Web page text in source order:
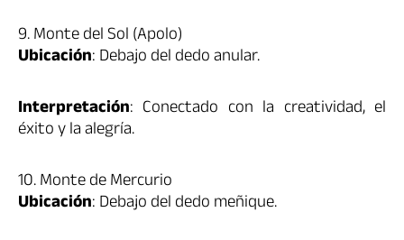
9. Monte del Sol (Apolo)
Ubicación: Debajo del dedo anular.
Interpretación: Conectado con la creatividad, el
éxito y la alegría.
10. Monte de Mercurio
Ubicación: Debajo del dedo meñique.